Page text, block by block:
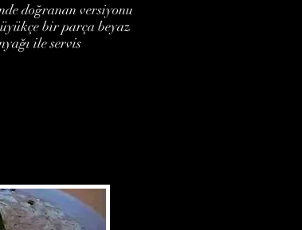
doğranan versiyonu
bir parça beyaz
ile servis